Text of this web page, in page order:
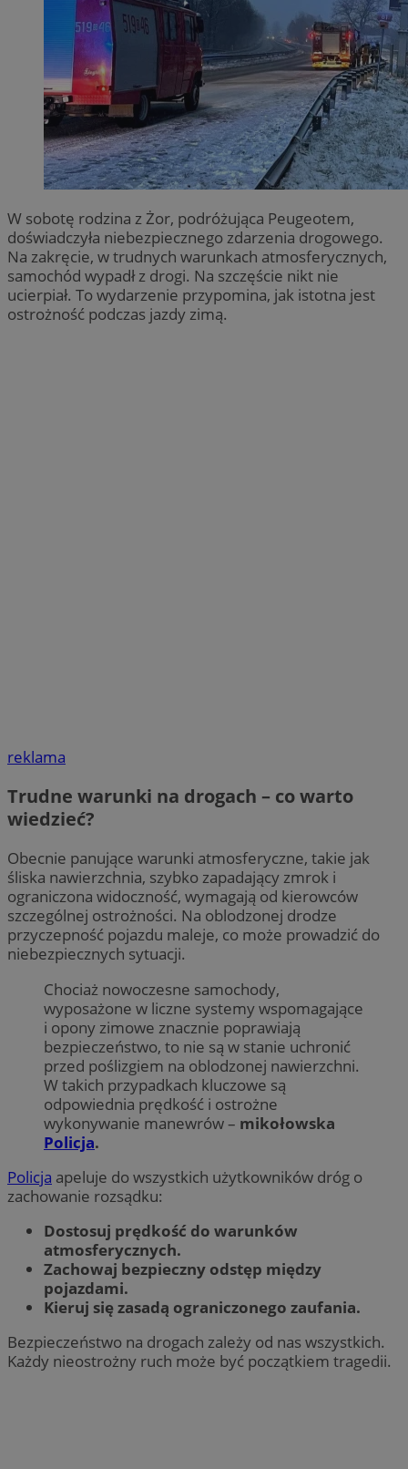
W sobotę rodzina z Żor, podróżująca Peugeotem,
doświadczyła niebezpiecznego zdarzenia drogowego.
Na zakręcie, w trudnych warunkach atmosferycznych,
samochód wypadł z drogi. Na szczęście nikt nie
ucierpiał. To wydarzenie przypomina, jak istotna jest
ostrożność podczas jazdy zimą.
reklama
Trudne warunki na drogach – co warto
wiedzieć?
Obecnie panujące warunki atmosferyczne, takie jak
śliska nawierzchnia, szybko zapadający zmrok i
ograniczona widoczność, wymagają od kierowców
szczególnej ostrożności. Na oblodzonej drodze
przyczepność pojazdu maleje, co może prowadzić do
niebezpiecznych sytuacji.
Chociaż nowoczesne samochody,
wyposażone w liczne systemy wspomagające
i opony zimowe znacznie poprawiają
bezpieczeństwo, to nie są w stanie uchronić
przed poślizgiem na oblodzonej nawierzchni.
W takich przypadkach kluczowe są
odpowiednia prędkość i ostrożne
wykonywanie manewrów – mikołowska
Policja.
Policja apeluje do wszystkich użytkowników dróg o
zachowanie rozsądku:
Dostosuj prędkość do warunków
atmosferycznych.
Zachowaj bezpieczny odstęp między
pojazdami.
Kieruj się zasadą ograniczonego zaufania.
Bezpieczeństwo na drogach zależy od nas wszystkich.
Każdy nieostrożny ruch może być początkiem tragedii.